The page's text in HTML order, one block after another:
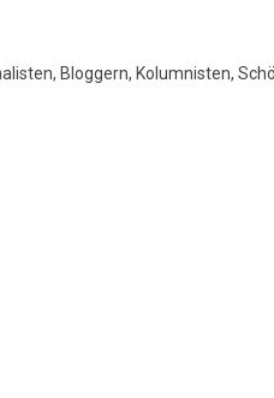
Bloggern, Kolumnisten,